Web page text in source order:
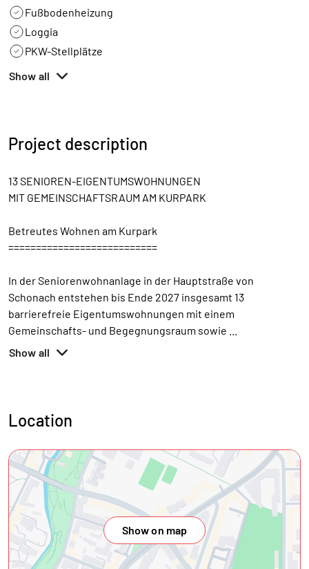
Fußbodenheizung
Loggia
PKW-Stellplätze
Show all
Project description
13 SENIOREN-EIGENTUMSWOHNUNGEN
MIT GEMEINSCHAFTSRAUM AM KURPARK
Betreutes Wohnen am Kurpark
===========================
In der Seniorenwohnanlage in der Hauptstraße von
Schonach entstehen bis Ende 2027 insgesamt 13
barrierefreie Eigentumswohnungen mit einem
Gemeinschafts- und Begegnungsraum sowie
Show all
Location
Show on map